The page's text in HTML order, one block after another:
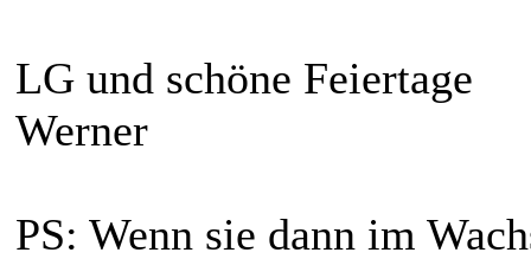
LG und schöne Feiertage
Werner
PS: Wenn sie dann im